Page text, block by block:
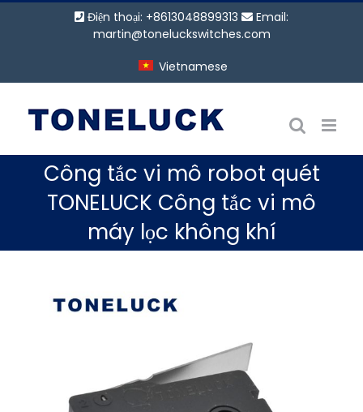
Điện thoại: +8613048899313
Email:
martin@toneluckswitches.com
Vietnamese
Công tắc vi mô robot quét
TONELUCK Công tắc vi mô
máy lọc không khí